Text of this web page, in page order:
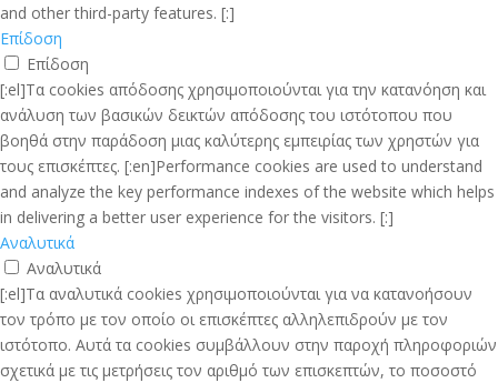
and other third-party features. [:]
Επίδοση
Επίδοση
[:el]Τα cookies απόδοσης χρησιμοποιούνται για την κατανόηση και
ανάλυση των βασικών δεικτών απόδοσης του ιστότοπου που
βοηθά στην παράδοση μιας καλύτερης εμπειρίας των χρηστών για
τους επισκέπτες. [:en]Performance cookies are used to understand
and analyze the key performance indexes of the website which helps
in delivering a better user experience for the visitors. [:]
Αναλυτικά
Αναλυτικά
[:el]Τα αναλυτικά cookies χρησιμοποιούνται για να κατανοήσουν
τον τρόπο με τον οποίο οι επισκέπτες αλληλεπιδρούν με τον
ιστότοπο. Αυτά τα cookies συμβάλλουν στην παροχή πληροφοριών
σχετικά με τις μετρήσεις τον αριθμό των επισκεπτών, το ποσοστό